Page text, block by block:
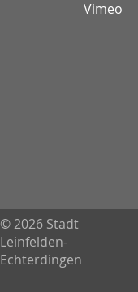
Vimeo
© 2026 Stadt
Leinfelden-
Echterdingen